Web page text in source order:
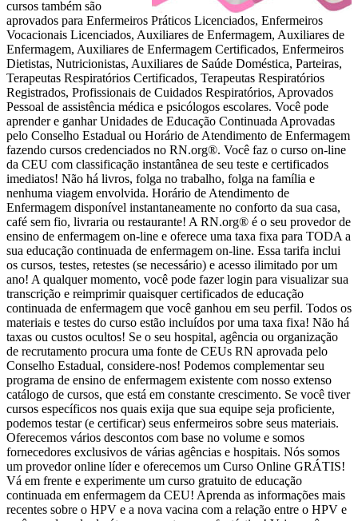
cursos também são
aprovados para Enfermeiros Práticos Licenciados, Enfermeiros
Vocacionais Licenciados, Auxiliares de Enfermagem, Auxiliares de
Enfermagem, Auxiliares de Enfermagem Certificados, Enfermeiros
Dietistas, Nutricionistas, Auxiliares de Saúde Doméstica, Parteiras,
Terapeutas Respiratórios Certificados, Terapeutas Respiratórios
Registrados, Profissionais de Cuidados Respiratórios, Aprovados
Pessoal de assistência médica e psicólogos escolares. Você pode
aprender e ganhar Unidades de Educação Continuada Aprovadas
pelo Conselho Estadual ou Horário de Atendimento de Enfermagem
fazendo cursos credenciados no RN.org®. Você faz o curso on-line
da CEU com classificação instantânea de seu teste e certificados
imediatos! Não há livros, folga no trabalho, folga na família e
nenhuma viagem envolvida. Horário de Atendimento de
Enfermagem disponível instantaneamente no conforto da sua casa,
café sem fio, livraria ou restaurante! A RN.org® é o seu provedor de
ensino de enfermagem on-line e oferece uma taxa fixa para TODA a
sua educação continuada de enfermagem on-line. Essa tarifa inclui
os cursos, testes, retestes (se necessário) e acesso ilimitado por um
ano! A qualquer momento, você pode fazer login para visualizar sua
transcrição e reimprimir quaisquer certificados de educação
continuada de enfermagem que você ganhou em seu perfil. Todos os
materiais e testes do curso estão incluídos por uma taxa fixa! Não há
taxas ou custos ocultos! Se o seu hospital, agência ou organização
de recrutamento procura uma fonte de CEUs RN aprovada pelo
Conselho Estadual, considere-nos! Podemos complementar seu
programa de ensino de enfermagem existente com nosso extenso
catálogo de cursos, que está em constante crescimento. Se você tiver
cursos específicos nos quais exija que sua equipe seja proficiente,
podemos testar (e certificar) seus enfermeiros sobre seus materiais.
Oferecemos vários descontos com base no volume e somos
fornecedores exclusivos de várias agências e hospitais. Nós somos
um provedor online líder e oferecemos um Curso Online GRÁTIS!
Vá em frente e experimente um curso gratuito de educação
continuada em enfermagem da CEU! Aprenda as informações mais
recentes sobre o HPV e a nova vacina com a relação entre o HPV e